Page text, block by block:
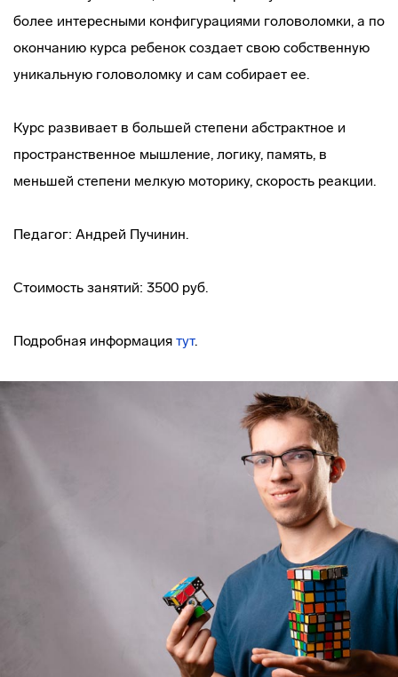
более интересными конфигурациями головоломки, а по
окончанию курса ребенок создает свою собственную
уникальную головоломку и сам собирает ее.
Курс развивает в большей степени абстрактное и
пространственное мышление, логику, память, в
меньшей степени мелкую моторику, скорость реакции.
Педагог: Андрей Пучинин.
Стоимость занятий: 3500 руб.
Подробная информация тут.